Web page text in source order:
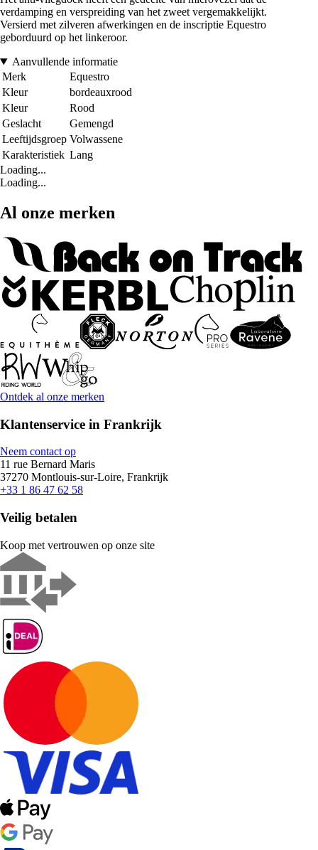
verdamping en verspreiding van het zweet vergemakkelijkt.
Versierd met zilveren afwerkingen en de inscriptie Equestro
geborduurd op het linkeroor.
Aanvullende informatie
Merk
Equestro
Kleur
bordeauxrood
Kleur
Rood
Geslacht
Gemengd
Leeftijdsgroep Volwassene
Karakteristiek Lang
Loading...
Loading...
Al onze merken
Ontdek al onze merken
Klantenservice in Frankrijk
Neem contact op
11 rue Bernard Maris
37270 Montlouis-sur-Loire, Frankrijk
+33 1 86 47 62 58
Veilig betalen
Koop met vertrouwen op onze site